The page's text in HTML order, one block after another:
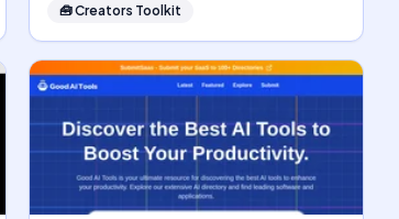
🧰Creators Toolkit